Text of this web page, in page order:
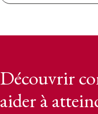
Découvrir
aider à